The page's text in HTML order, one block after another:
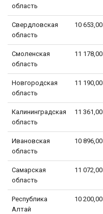
область
Свердловская
область
10 653,00
Смоленская
область
11 178,00
Новгородская
область
11 190,00
Калининградская
область
11 361,00
Ивановская
область
10 896,00
Самарская
область
11 072,00
Республика
Алтай
10 200,00